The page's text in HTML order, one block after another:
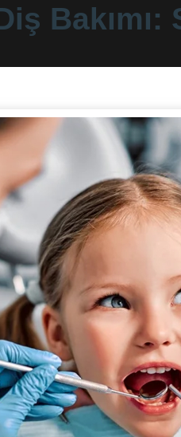
Bakımı: